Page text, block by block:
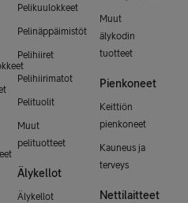
Pelikuulokkeet
Pelinäppäimistöt
Pelihiiret
Pelihiirimatot
Pelituolit
Muut
pelituotteet
Älykellot
Älykellot
Muut
älykodin
tuotteet
Pienkoneet
Keittiön
pienkoneet
Kauneus ja
terveys
Nettilaitteet